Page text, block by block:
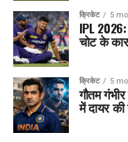
क्रिकेट 5
IPL
चोट के
क्रिकेट 5
गौतम
में दायर की